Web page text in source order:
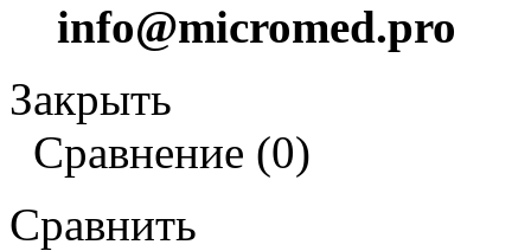
info@micromed.pro
Закрыть
Сравнение (0)
Сравнить